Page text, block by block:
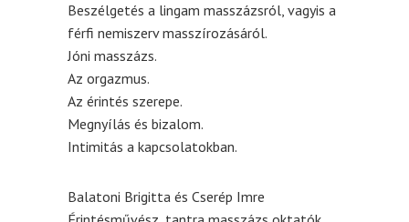
Beszélgetés a lingam masszázsról, vagyis a
férfi nemiszerv masszírozásáról.
Jóni masszázs.
Az orgazmus.
Az érintés szerepe.
Megnyílás és bizalom.
Intimitás a kapcsolatokban.
Balatoni Brigitta és Cserép Imre